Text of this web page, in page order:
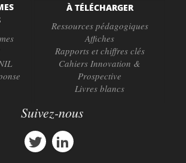
À TÉLÉCHARGER
Ressources pédagogiques
Affiches
Rapports et chiffres clés
Cahiers Innovation &
Prospective
Livres blancs
Suivez-nous